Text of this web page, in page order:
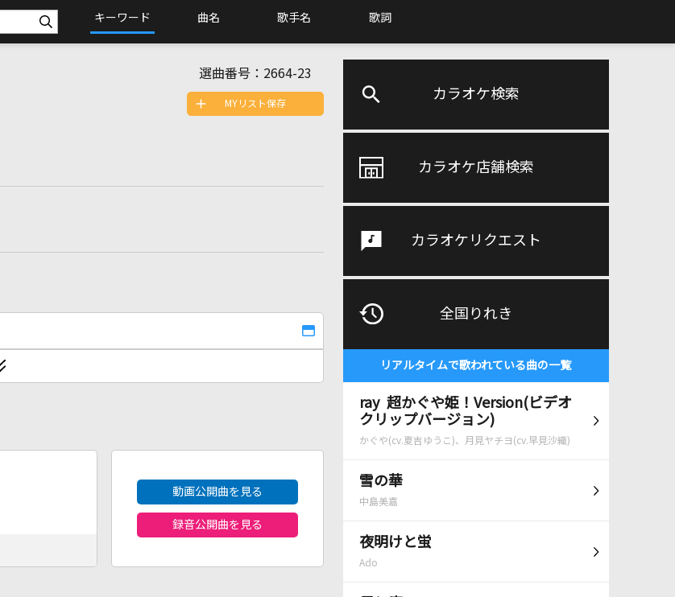
キーワード 曲名 歌手名 歌詞
カラオケ検索
カラオケ店舗検索
カラオケリクエスト
全国りれき
リアルタイムで歌われている曲の一覧
ray 超かぐや姫！Version(ビデオ
クリップバージョン)
かぐや(cv.夏吉ゆうこ)、月見ヤチヨ(cv.早見沙織)
雪の華
中島美嘉
夜明けと蛍
Ado
選曲番号： 2664-23
MYリスト保存
動画公開曲を見る
録音公開曲を見る